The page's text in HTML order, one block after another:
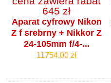
Aparat cyfrowy Nikon
Z f srebrny + Nikkor Z
24-105mm f/4‑...
11754.00 zł